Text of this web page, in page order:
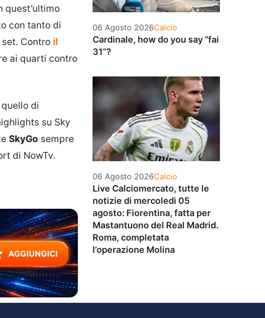
quest’ultimo
con tanto di
Contro il
ai quarti contro
di
su Sky
SkyGo sempre
di NowTv.
06 Agosto 2026Categorie
Calcio
Cardinale, how do you say “fai
31”?
06 Agosto 2026Categorie
Calcio
Live Calciomercato, tutte le
notizie di mercoledì 05
agosto: Fiorentina, fatta per
Mastantuono del Real Madrid.
Roma, completata
l’operazione Molina